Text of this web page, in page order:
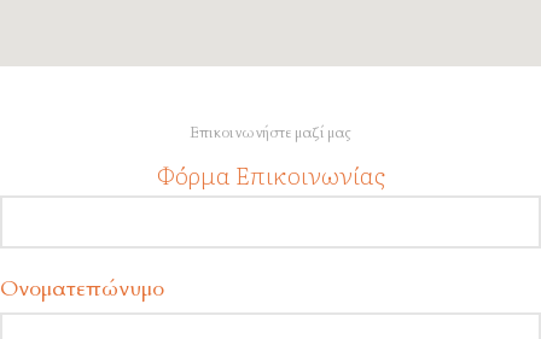
Επικοινωνήστε μαζί μας
Φόρμα Επικοινωνίας
Ονοματεπώνυμο